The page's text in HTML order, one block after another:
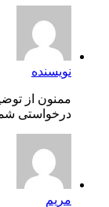
نویسنده
ممنون از
درخواستی
مریم